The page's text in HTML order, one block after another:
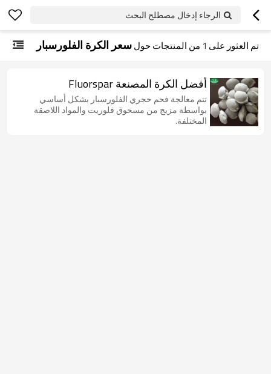
الرجاء إدخال مصطلح البحث
تم العثور على 1 من المنتجات حولسعر الكرة الفلورسبار
أفضل الكرة المصنعة Fluorspar
تتم معالجة فحم حجري الفلورسبار بشكل أساسي
بواسطة مزيج من مسحوق فلوريت والمواد اللاصقة
المختلفة.